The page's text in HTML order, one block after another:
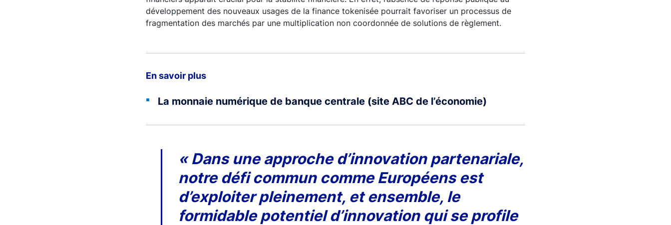
développement des nouveaux usages de la finance tokenisée pourrait favoriser un processus de
fragmentation des marchés par une multiplication non coordonnée de solutions de règlement.
En savoir plus
La monnaie numérique de banque centrale (site ABC de l’économie)
« Dans une approche d’innovation partenariale,
notre défi commun comme Européens est
d’exploiter pleinement, et ensemble, le
formidable potentiel d’innovation qui se profile